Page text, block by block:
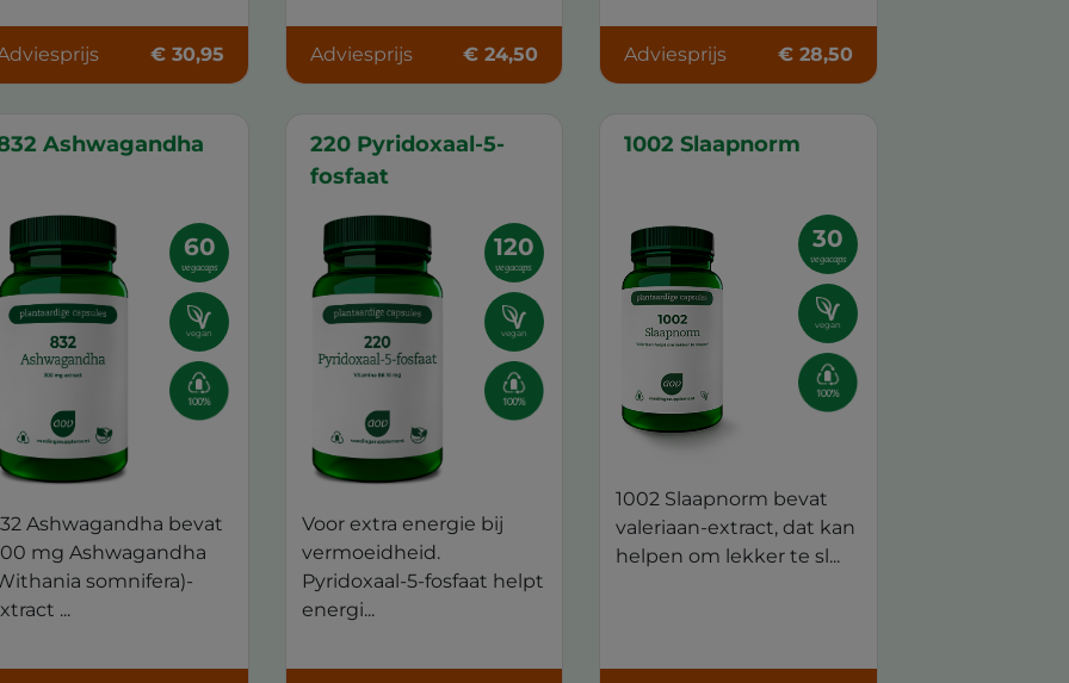
€ 30,95 Adviesprijs € 24,50 Adviesprijs € 28,50
Ashwagandha
60
vegacaps
vegan
Ashwagandha bevat
mg Ashwagandha
somnifera)-
...
220 Pyridoxaal-5-
fosfaat
120
vegacaps
vegan
Voor extra energie bij
vermoeidheid.
Pyridoxaal-5-fosfaat helpt
energi...
1002 Slaapnorm
30
vegacaps
vegan
1002 Slaapnorm bevat
valeriaan-extract, dat kan
helpen om lekker te sl...